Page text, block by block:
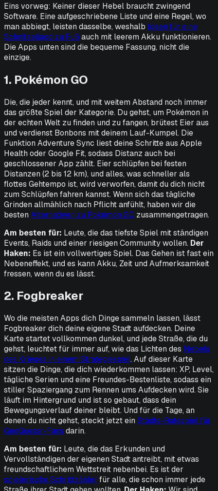
Eins vorweg: Keiner dieser Hebel braucht zwingend
Software. Eine aufgeschriebene Liste und eine Regel, wo
man abbiegt, leisten dasselbe, weshalb Ideen für eine
Schnitzeljagd zu Fuß auch mit leerem Akku funktionieren.
Die Apps unten sind die bequeme Fassung, nicht die
einzige.
1. Pokémon GO
Die, die jeder kennt, und mit weitem Abstand noch immer
das größte Spiel der Kategorie. Du gehst, um Pokémon in
der echten Welt zu finden und zu fangen, brütest Eier aus
und verdienst Bonbons mit deinem Lauf-Kumpel. Die
Funktion Adventure Sync liest deine Schritte aus Apple
Health oder Google Fit, sodass Distanz auch bei
geschlossener App zählt. Eier schlüpfen bei festen
Distanzen (2 bis 12 km), und alles, was schneller als
flottes Gehtempo ist, wird verworfen, damit du dich nicht
zum Schlüpfen fahren kannst. Wenn sich das tägliche
Grinden allmählich nach Pflicht anfühlt, haben wir die
besten Alternativen zu Pokémon GO zusammengetragen.
Am besten für: Leute, die das tiefste Spiel mit ständigen
Events, Raids und einer riesigen Community wollen. Der
Haken: Es ist ein vollwertiges Spiel. Das Gehen ist fast ein
Nebeneffekt, und es kann Akku, Zeit und Aufmerksamkeit
fressen, wenn du es lässt.
2. Fogbreaker
Wo die meisten Apps dich Dinge sammeln lassen, lässt
Fogbreaker dich deine eigene Stadt aufdecken. Deine
Karte startet vollkommen dunkel, und jede Straße, die du
gehst, leuchtet für immer auf, wie das Lichten des Nebels
des Krieges in einem Strategiespiel. Auf dieser Karte
sitzen die Dinge, die dich wiederkommen lassen: XP, Level,
tägliche Serien und eine Freundes-Bestenliste, sodass ein
stiller Spaziergang zum Rennen ums Aufdecken wird. Sie
läuft im Hintergrund und ist so gebaut, dass dein
Bewegungsverlauf deiner bleibt. Und für die Tage, an
denen du nicht gehst, steckt jetzt ein Städte-Ratespiel für
GeoGuessr-Fans darin.
Am besten für: Leute, die das Erkunden und
Vervollständigen der eigenen Stadt antreibt, mit etwas
freundschaftlichem Wettstreit nebenbei. Es ist der
spielerische Schrittzähler für alle, die schon immer jede